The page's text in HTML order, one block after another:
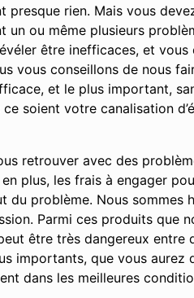
presque rien. Mais vous
un ou même plusieurs
être inefficaces, et vous
vous conseillons de nous
et le plus important,
soient votre canalisation
retrouver avec des
plus, les frais à engager
problème. Nous sommes
Parmi ces produits que
être très dangereux entre
importants, que vous aurez
dans les meilleures